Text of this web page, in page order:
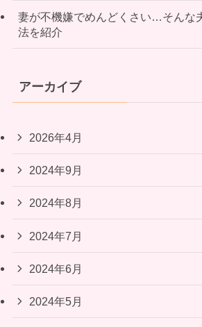
妻が不機嫌でめんどくさい…そんな
法を紹介
アーカイブ
2026年4月
2024年9月
2024年8月
2024年7月
2024年6月
2024年5月